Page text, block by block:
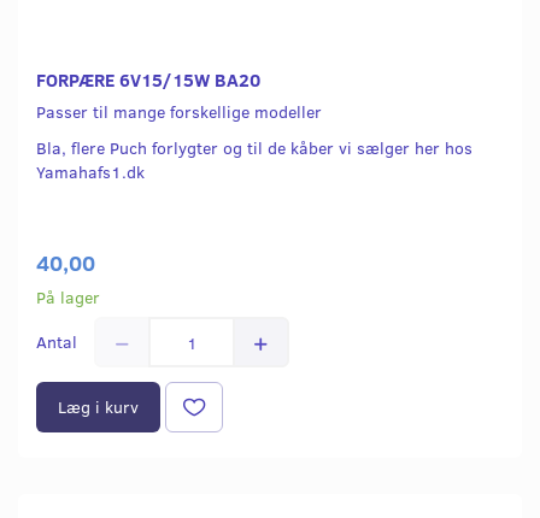
FORPÆRE 6V15/15W BA20
Passer til mange forskellige modeller
Bla, flere Puch forlygter og til de kåber vi sælger her hos
Yamahafs1.dk
40,00
På lager
Antal
Læg i kurv